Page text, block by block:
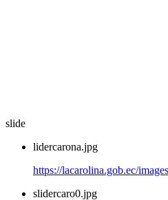
slide
lidercarona.jpg
https://lacarolina.gob.ec/
slidercaro0.jpg